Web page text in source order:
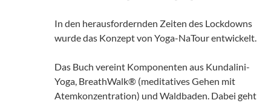
In den herausfordernden Zeiten des Lockdowns
wurde das Konzept von Yoga-NaTour entwickelt.
Das Buch vereint Komponenten aus Kundalini-
Yoga, BreathWalk® (meditatives Gehen mit
Atemkonzentration) und Waldbaden. Dabei geht